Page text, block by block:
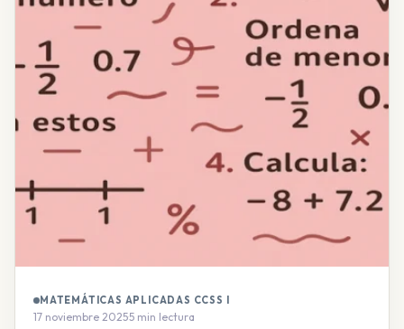
MATEMÁTICAS APLICADAS CCSS I
17 noviembre 2025·5 min lectura